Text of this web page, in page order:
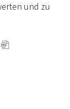
und zu